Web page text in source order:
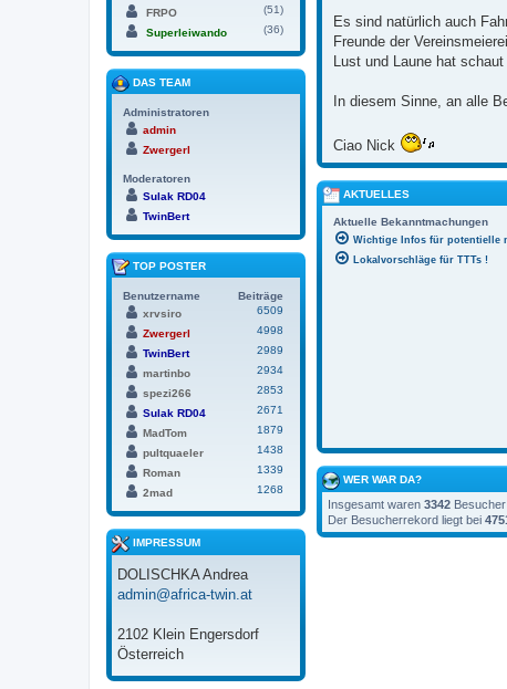
Es sind natürlich auch
Freunde der
Lust und Laune hat
In diesem Sinne, an alle
Ciao Nick
AKTUELLES
Aktuelle Bekanntmachungen
Wichtige Infos für potentielle
Lokalvorschläge für TTTs !
WER WAR DA?
Insgesamt waren 3342
Der Besucherrekord liegt bei
FRPO
(51)
Superleiwando
(36)
DAS TEAM
Administratoren
admin
Zwergerl
Moderatoren
Sulak RD04
TwinBert
TOP POSTER
Benutzername
Beiträge
xrvsiro
6509
Zwergerl
4998
TwinBert
2989
martinbo
2934
spezi266
2853
Sulak RD04
2671
MadTom
1879
pultquaeler
1438
Roman
1339
2mad
1268
IMPRESSUM
DOLISCHKA Andrea
admin@africa-twin.at
2102 Klein Engersdorf
Österreich